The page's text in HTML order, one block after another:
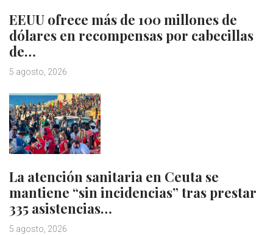
EEUU ofrece más de 100 millones de
dólares en recompensas por cabecillas
de…
5 agosto, 2026
La atención sanitaria en Ceuta se
mantiene “sin incidencias” tras prestar
335 asistencias…
5 agosto, 2026